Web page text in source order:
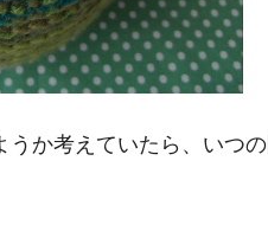
か考えていたら、いつ